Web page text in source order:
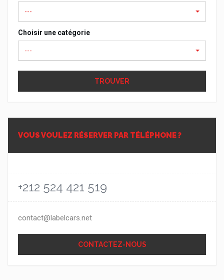
---
Choisir une catégorie
---
TROUVER
VOUS VOULEZ RÉSERVER PAR TÉLÉPHONE ?
+212 524 421 519
contact@labelcars.net
CONTACTEZ-NOUS